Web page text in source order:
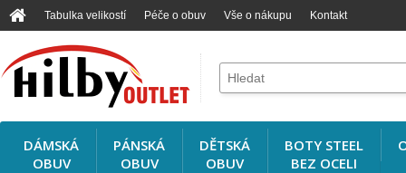
Tabulka velikostí Péče o obuv Vše o nákupu Kontakt
DÁMSKÁ
OBUV
PÁNSKÁ
OBUV
DĚTSKÁ
OBUV
BOTY STEEL
BEZ OCELI